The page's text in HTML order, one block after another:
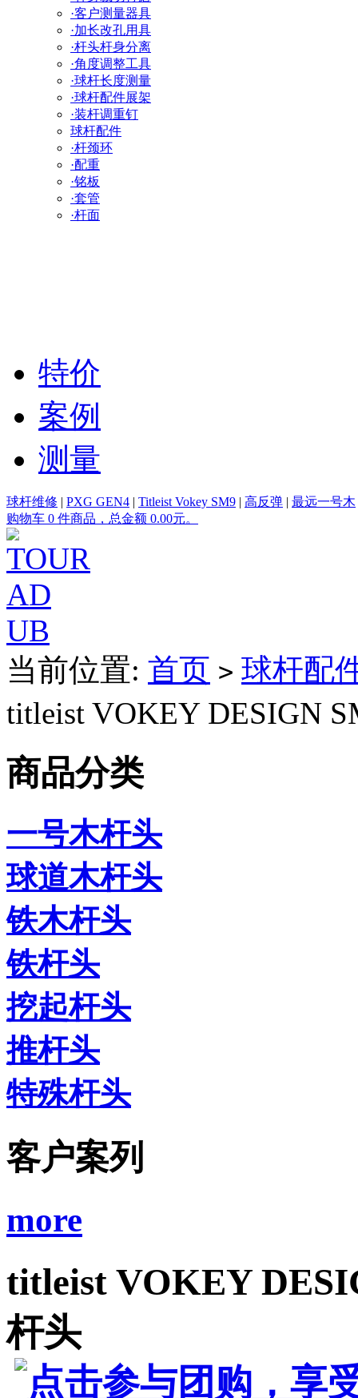
·客户测量器具
·加长改孔用具
·杆头杆身分离
·角度调整工具
·球杆长度测量
·球杆配件展架
·装杆调重钉
球杆配件
·杆颈环
·配重
·铭板
·套管
·杆面
特价
案例
测量
球杆维修 | PXG GEN4 | Titleist Vokey SM9 | 高反弹 | 最远一号木
购物车 0 件商品，总金额 0.00元。
当前位置: 首页 > 球杆配
titleist VOKEY DESIGN
商品分类
一号木杆头
球道木杆头
铁木杆头
铁杆头
挖起杆头
推杆头
特殊杆头
客户案列
more
titleist VOKEY
杆头